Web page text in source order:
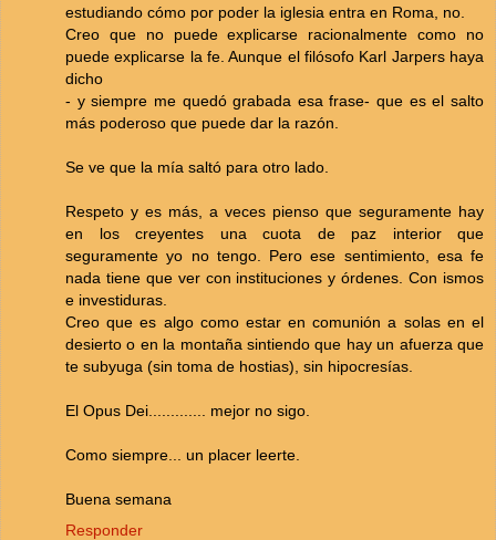
estudiando cómo por poder la iglesia entra en Roma, no.
Creo que no puede explicarse racionalmente como no
puede explicarse la fe. Aunque el filósofo Karl Jarpers haya
dicho
- y siempre me quedó grabada esa frase- que es el salto
más poderoso que puede dar la razón.
Se ve que la mía saltó para otro lado.
Respeto y es más, a veces pienso que seguramente hay
en los creyentes una cuota de paz interior que
seguramente yo no tengo. Pero ese sentimiento, esa fe
nada tiene que ver con instituciones y órdenes. Con ismos
e investiduras.
Creo que es algo como estar en comunión a solas en el
desierto o en la montaña sintiendo que hay un afuerza que
te subyuga (sin toma de hostias), sin hipocresías.
El Opus Dei............. mejor no sigo.
Como siempre... un placer leerte.
Buena semana
Responder